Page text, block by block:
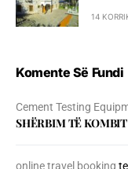
14
Komente Së Fundi
Cement Testing
SHЁRBIM TЁ KOMBIT
online travel booking te